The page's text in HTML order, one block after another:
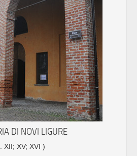
DI NOVI LIGURE
XII; XV; XVI )